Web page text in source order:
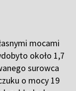
mocami
około 1,7
surowca
o mocy 19